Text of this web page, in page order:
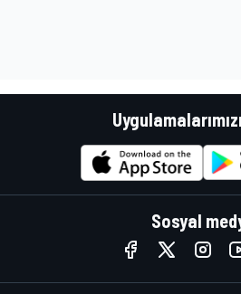
Sosyal